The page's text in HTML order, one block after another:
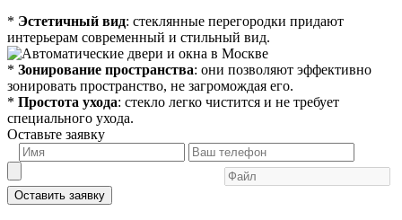
* Эстетичный вид: стеклянные перегородки придают
интерьерам современный и стильный вид.
* Зонирование пространства: они позволяют эффективно
зонировать пространство, не загромождая его.
* Простота ухода: стекло легко чистится и не требует
специального ухода.
Оставьте заявку
Оставить заявку